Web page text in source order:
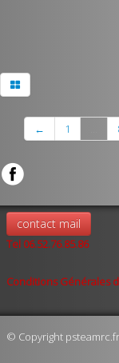
← 1
contact mail
Tel 06.52.76.85.86
Conditions Générales
© Copyright